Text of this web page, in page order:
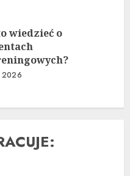
wiedzieć o
2026